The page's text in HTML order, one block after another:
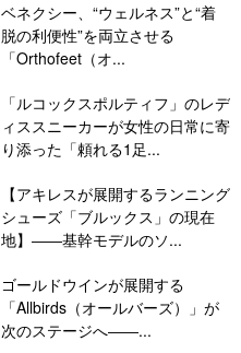
ベネクシー、“ウェルネス”と“着
脱の利便性”を両立させる
「Orthofeet（オ...
「ルコックスポルティフ」のレデ
ィススニーカーが女性の日常に寄
り添った「頼れる1足...
【アキレスが展開するランニング
シューズ「ブルックス」の現在
地】――基幹モデルのソ...
ゴールドウインが展開する
「Allbirds（オールバーズ）」が
次のステージへ――...